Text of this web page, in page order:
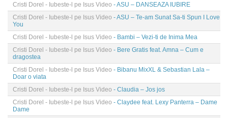
Cristi Dorel - Iubeste-l pe Isus Video - ASU – DANSEAZA IUBIRE
Cristi Dorel - Iubeste-l pe Isus Video - ASU – Te-am Sunat Sa-ti Spun I Love
You
Cristi Dorel - Iubeste-l pe Isus Video - Bambi – Vezi-ti de Inima Mea
Cristi Dorel - Iubeste-l pe Isus Video - Bere Gratis feat. Amna – Cum e
dragostea
Cristi Dorel - Iubeste-l pe Isus Video - Bibanu MixXL & Sebastian Lala –
Doar o viata
Cristi Dorel - Iubeste-l pe Isus Video - Claudia – Jos jos
Cristi Dorel - Iubeste-l pe Isus Video - Claydee feat. Lexy Panterra – Dame
Dame